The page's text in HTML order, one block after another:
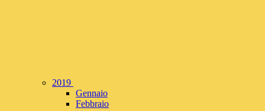
2019
Gennaio
Febbraio